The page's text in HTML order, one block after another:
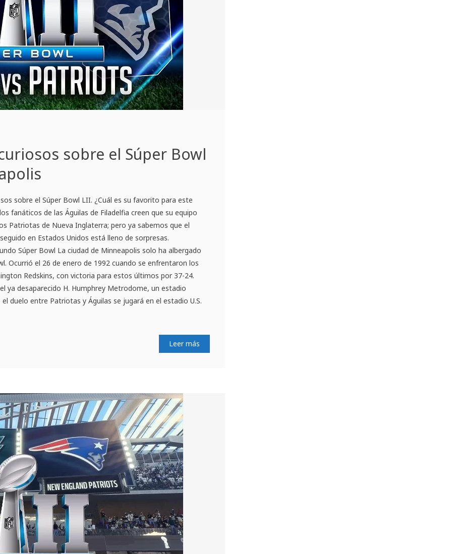
sobre el Súper Bowl
sobre el Súper Bowl LII. ¿Cuál es su favorito para este
fanáticos de las Águilas de Filadelfia creen que su equipo
Patriotas de Nueva Inglaterra; pero ya sabemos que el
en Estados Unidos está lleno de sorpresas.
Súper Bowl La ciudad de Minneapolis solo ha albergado
Ocurrió el 26 de enero de 1992 cuando se enfrentaron los
Redskins, con victoria para estos últimos por 37-24.
ya desaparecido H. Humphrey Metrodome, un estadio
duelo entre Patriotas y Águilas se jugará en el estadio U.S.
Leer más